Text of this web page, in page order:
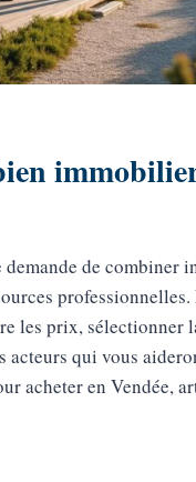
demande de combiner
les prix, sélectionner
qui vous
acheter en Vendée,